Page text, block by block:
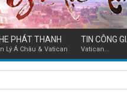
PHÁT THANH
Lý Á Châu & Vatican
TIN CÔNG
Vatican...
Hữu Long thăm mục vụ